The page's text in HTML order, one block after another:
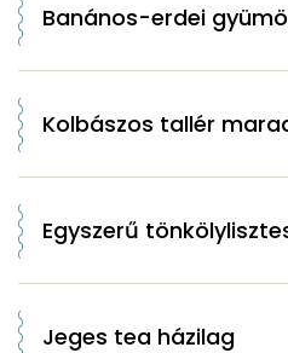
Banános-erdei
Kolbászos tallér
Egyszerű
Jeges tea házilag